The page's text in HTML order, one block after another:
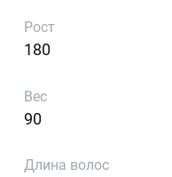
Рост
180
Вес
90
Длина волос